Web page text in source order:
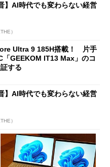
】AI時代でも変わらない経営
）
Ultra 9 185H搭載！ 片手
「GEEKOM IT13 Max」のコ
する
】AI時代でも変わらない経営
）